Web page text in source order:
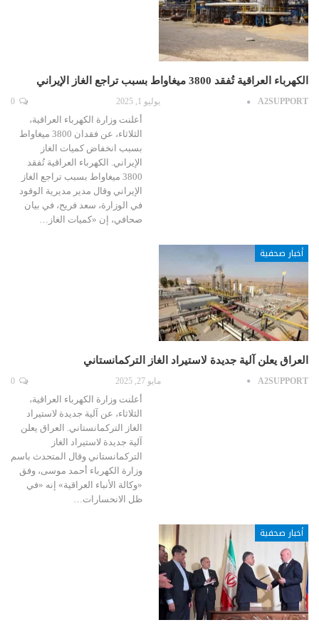
الكهرباء العراقية تُفقد 3800 ميغاواط بسبب تراجع الغاز الإيراني
A2SUPPORT يوليو 1, 2025
أعلنت وزارة الكهرباء العراقية،
الثلاثاء، عن فقدان 3800 ميغاواط
بسبب انخفاض كميات الغاز
الإيراني. الكهرباء العراقية تُفقد
3800 ميغاواط بسبب تراجع الغاز
الإيراني وقال مدير مديرية الوقود
في الوزارة، سعد فريح، في بيان
صحافي، إن «كميات الغاز…
أخبار صحفية
العراق يعلن آلية جديدة لاستيراد الغاز التركمانستاني
A2SUPPORT مايو 27, 2025
أعلنت وزارة الكهرباء العراقية،
الثلاثاء، عن آلية جديدة لاستيراد
الغاز التركمانستاني. العراق يعلن
آلية جديدة لاستيراد الغاز
التركمانستاني وقال المتحدث باسم
وزارة الكهرباء أحمد موسى، وفق
«وكالة الأنباء العراقية» إنه «في
ظل الانحسارات…
أخبار صحفية